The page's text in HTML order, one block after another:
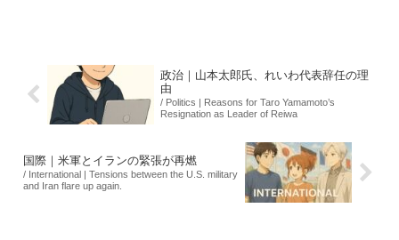
政治｜山本太郎氏、れいわ代表辞任の理
由
/ Politics | Reasons for Taro Yamamoto’s
Resignation as Leader of Reiwa
国際｜米軍とイランの緊張が再燃
/ International | Tensions between the U.S. military
and Iran flare up again.